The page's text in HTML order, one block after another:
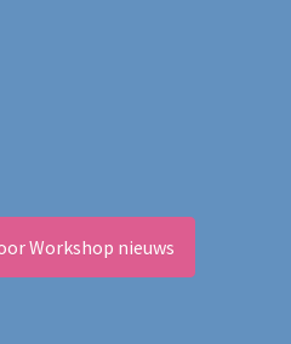
Workshop nieuws